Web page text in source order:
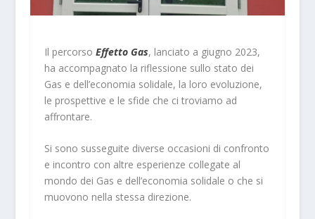
Il percorso Effetto Gas, lanciato a giugno 2023,
ha accompagnato la riflessione sullo stato dei
Gas e dell’economia solidale, la loro evoluzione,
le prospettive e le sfide che ci troviamo ad
affrontare.
Si sono susseguite diverse occasioni di confronto
e incontro con altre esperienze collegate al
mondo dei Gas e dell’economia solidale o che si
muovono nella stessa direzione.